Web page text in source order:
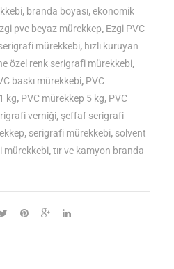
, branda boyası,ekonomik
pvc beyaz mürekkep, Ezgi PVC
mürekkebi, hızlı kuruyan
özel renk serigrafi mürekkebi,
baskı mürekkebi, PVC
kg, PVC mürekkep 5 kg, PVC
verniği, şeffaf serigrafi
, serigrafi mürekkebi, solvent
mürekkebi,tır ve kamyon branda